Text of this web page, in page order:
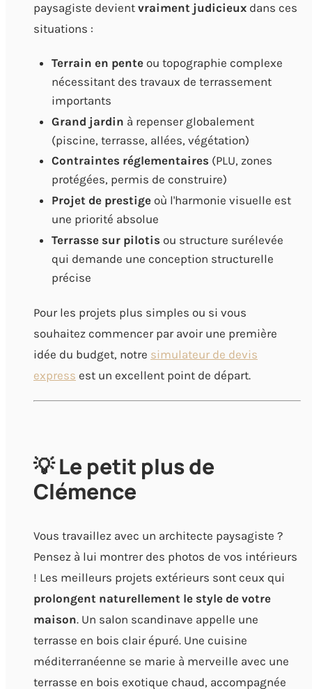
paysagiste devient vraiment judicieux dans ces
situations :
Terrain en penteou topographie complexe
nécessitant des travaux de terrassement
importants
Grand jardin à repenser globalement
(piscine, terrasse, allées, végétation)
Contraintes réglementaires (PLU, zones
protégées, permis de construire)
Projet de prestigeoù l'harmonie visuelle est
une priorité absolue
Terrasse sur pilotis ou structure surélevée
qui demande une conception structurelle
précise
Pour les projets plus simples ou si vous
souhaitez commencer par avoir une première
idée du budget, notre simulateur de devis
express est un excellent point de départ.
💡 Le petit plus de
Clémence
Vous travaillez avec un architecte paysagiste ?
Pensez à lui montrer des photos de vos intérieurs
! Les meilleurs projets extérieurs sont ceux qui
prolongent naturellement le style de votre
maison. Un salon scandinave appelle une
terrasse en bois clair épuré. Une cuisine
méditerranéenne se marie à merveille avec une
terrasse en bois exotique chaud, accompagnée